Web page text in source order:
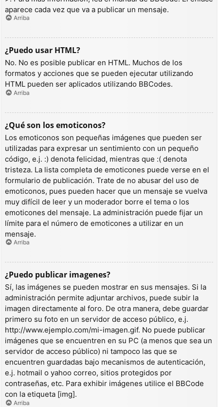
aparece cada vez que va a publicar un mensaje.
Arriba
¿Puedo usar HTML?
No. No es posible publicar en HTML. Muchos de los
formatos y acciones que se pueden ejecutar utilizando
HTML pueden ser aplicados utilizando BBCodes.
Arriba
¿Qué son los emoticonos?
Los emoticonos son pequeñas imágenes que pueden ser
utilizadas para expresar un sentimiento con un pequeño
código, e.j. :) denota felicidad, mientras que :( denota
tristeza. La lista completa de emoticones puede verse en el
formulario de publicación. Trate de no abusar del uso de
emoticonos, pues pueden hacer que un mensaje se vuelva
muy difícil de leer y un moderador borre el tema o los
emoticones del mensaje. La administración puede fijar un
límite para el número de emoticones a utilizar en un
mensaje.
Arriba
¿Puedo publicar imagenes?
Sí, las imágenes se pueden mostrar en sus mensajes. Si la
administración permite adjuntar archivos, puede subir la
imagen directamente al foro. De otra manera, debe guardar
primero su foto en un servidor de acceso público, e.j.
http://www.ejemplo.com/mi-imagen.gif. No puede publicar
imágenes que se encuentren en su PC (a menos que sea un
servidor de acceso público) ni tampoco las que se
encuentren guardadas bajo mecanismos de autenticación,
e.j. hotmail o yahoo correo, sitios protegidos por
contraseñas, etc. Para exhibir imágenes utilice el BBCode
con la etiqueta [img].
Arriba